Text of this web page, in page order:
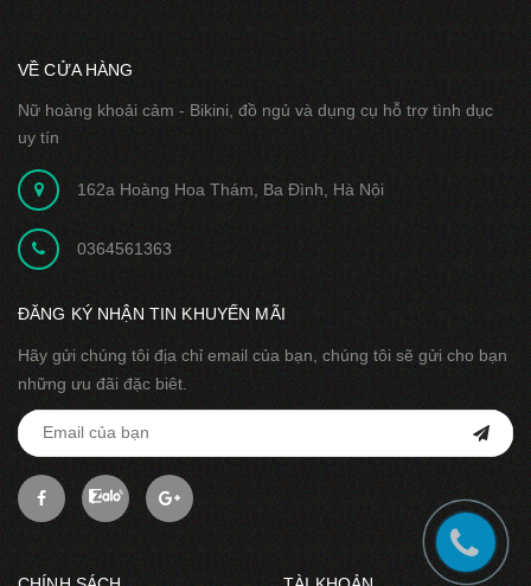
VỀ CỬA HÀNG
Nữ hoàng khoải cảm - Bikini, đồ ngủ và dụng cụ hỗ trợ tình dục
uy tín
162a Hoàng Hoa Thám, Ba Đình, Hà Nội
0364561363
ĐĂNG KÝ NHẬN TIN KHUYẾN MÃI
Hãy gửi chúng tôi địa chỉ email của bạn, chúng tôi sẽ gửi cho bạn
những ưu đãi đặc biêt.